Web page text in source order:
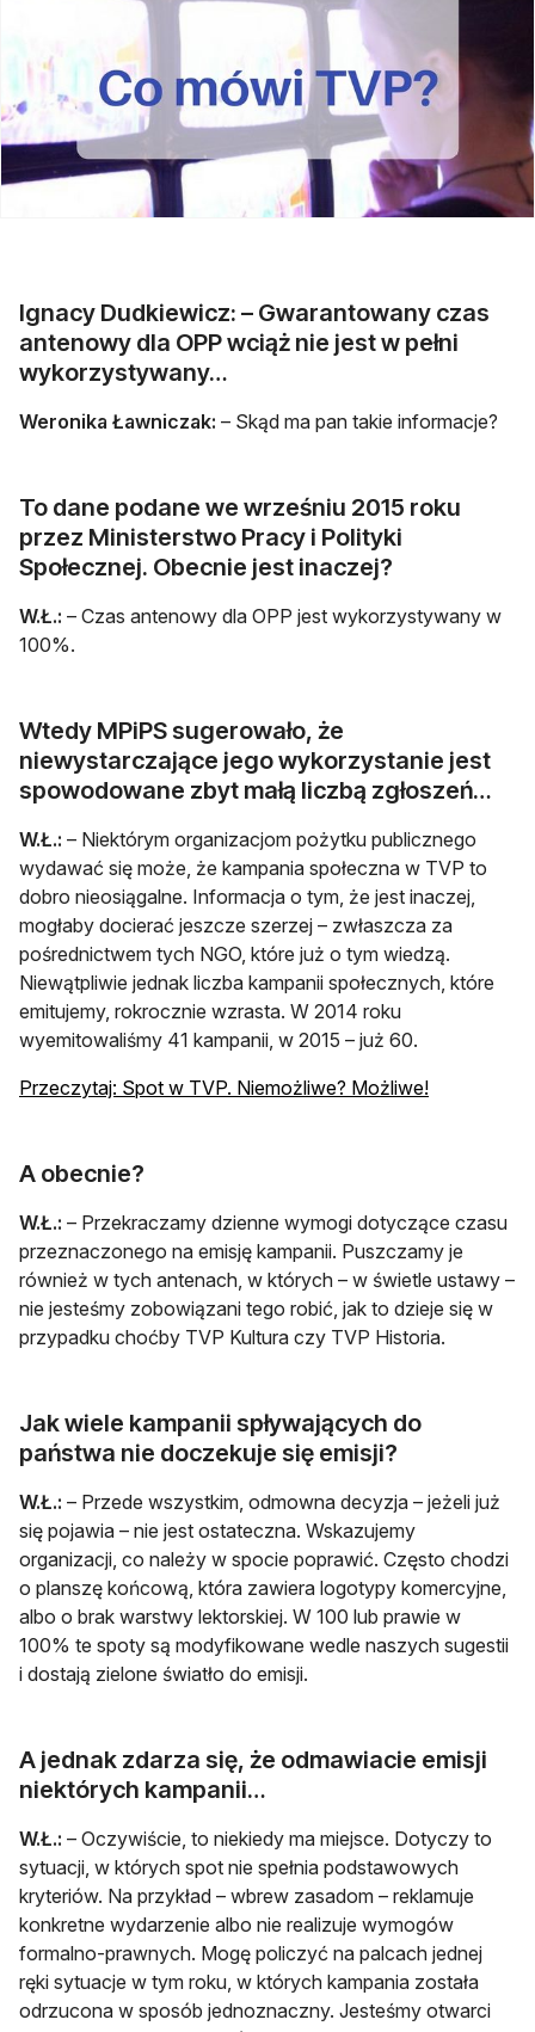
Ignacy Dudkiewicz: – Gwarantowany czas
antenowy dla OPP wciąż nie jest w pełni
wykorzystywany…
Weronika Ławniczak: – Skąd ma pan takie informacje?
To dane podane we wrześniu 2015 roku
przez Ministerstwo Pracy i Polityki
Społecznej. Obecnie jest inaczej?
W.Ł.: – Czas antenowy dla OPP jest wykorzystywany w
100%.
Wtedy MPiPS sugerowało, że
niewystarczające jego wykorzystanie jest
spowodowane zbyt małą liczbą zgłoszeń…
W.Ł.: – Niektórym organizacjom pożytku publicznego
wydawać się może, że kampania społeczna w TVP to
dobro nieosiągalne. Informacja o tym, że jest inaczej,
mogłaby docierać jeszcze szerzej – zwłaszcza za
pośrednictwem tych NGO, które już o tym wiedzą.
Niewątpliwie jednak liczba kampanii społecznych, które
emitujemy, rokrocznie wzrasta. W 2014 roku
wyemitowaliśmy 41 kampanii, w 2015 – już 60.
Przeczytaj: Spot w TVP. Niemożliwe? Możliwe!otwiera się
A obecnie?
W.Ł.: – Przekraczamy dzienne wymogi dotyczące czasu
przeznaczonego na emisję kampanii. Puszczamy je
również w tych antenach, w których – w świetle ustawy –
nie jesteśmy zobowiązani tego robić, jak to dzieje się w
przypadku choćby TVP Kultura czy TVP Historia.
Jak wiele kampanii spływających do
państwa nie doczekuje się emisji?
W.Ł.: – Przede wszystkim, odmowna decyzja – jeżeli już
się pojawia – nie jest ostateczna. Wskazujemy
organizacji, co należy w spocie poprawić. Często chodzi
o planszę końcową, która zawiera logotypy komercyjne,
albo o brak warstwy lektorskiej. W 100 lub prawie w
100% te spoty są modyfikowane wedle naszych sugestii
i dostają zielone światło do emisji.
A jednak zdarza się, że odmawiacie emisji
niektórych kampanii…
W.Ł.: – Oczywiście, to niekiedy ma miejsce. Dotyczy to
sytuacji, w których spot nie spełnia podstawowych
kryteriów. Na przykład – wbrew zasadom – reklamuje
konkretne wydarzenie albo nie realizuje wymogów
formalno-prawnych. Mogę policzyć na palcach jednej
ręki sytuacje w tym roku, w których kampania została
odrzucona w sposób jednoznaczny. Jesteśmy otwarci